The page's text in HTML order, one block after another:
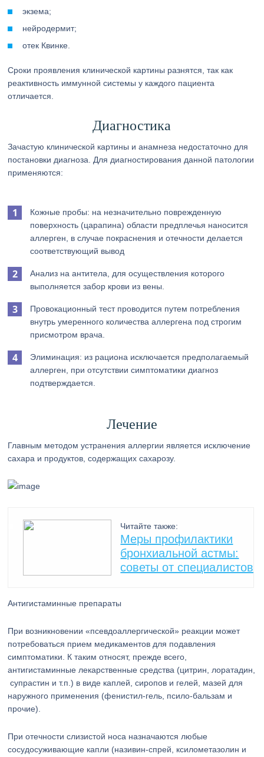
экзема;
нейродермит;
отек Квинке.
Сроки проявления клинической картины разнятся, так как
реактивность иммунной системы у каждого пациента
отличается.
Диагностика
Зачастую клинической картины и анамнеза недостаточно для
постановки диагноза. Для диагностирования данной патологии
применяются:
Кожные пробы: на незначительно поврежденную
поверхность (царапина) области предплечья наносится
аллерген, в случае покраснения и отечности делается
соответствующий вывод
Анализ на антитела, для осуществления которого
выполняется забор крови из вены.
Провокационный тест проводится путем потребления
внутрь умеренного количества аллергена под строгим
присмотром врача.
Элиминация: из рациона исключается предполагаемый
аллерген, при отсутствии симптоматики диагноз
подтверждается.
Лечение
Главным методом устранения аллергии является исключение
сахара и продуктов, содержащих сахарозу.
Читайте также:
Меры профилактики
бронхиальной астмы:
советы от специалистов
Антигистаминные препараты
При возникновении «псевдоаллергической» реакции может
потребоваться прием медикаментов для подавления
симптоматики. К таким относят, прежде всего,
антигистаминные лекарственные средства (цитрин, лоратадин,
супрастин и т.п.) в виде каплей, сиропов и гелей, мазей для
наружного применения (фенистил-гель, псило-бальзам и
прочие).
При отечности слизистой носа назначаются любые
сосудосуживающие капли (називин-спрей, ксилометазолин и